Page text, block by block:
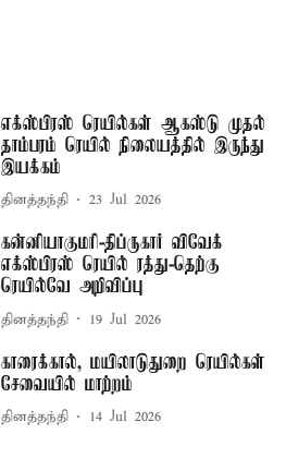
எக்ஸ்பிரஸ் ரெயில்கள் ஆகஸ்டு முதல்
தாம்பரம் ரெயில் நிலையத்தில் இருந்து
இயக்கம்
தினத்தந்தி 23 Jul 2026
கன்னியாகுமரி-திப்ருகார் விவேக்
எக்ஸ்பிரஸ் ரெயில் ரத்து-தெற்கு
ரெயில்வே அறிவிப்பு
தினத்தந்தி 19 Jul 2026
காரைக்கால், மயிலாடுதுறை ரெயில்கள்
சேவையில் மாற்றம்
தினத்தந்தி 14 Jul 2026